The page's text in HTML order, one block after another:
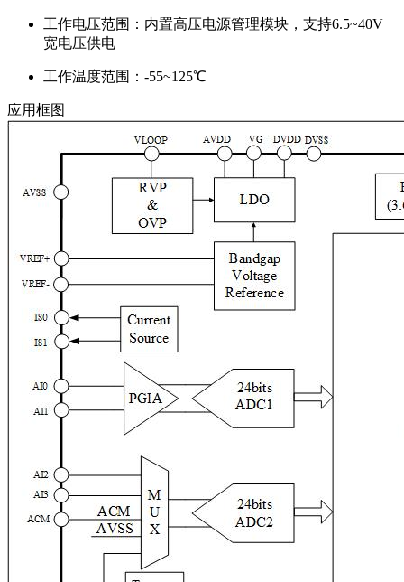
工作电压范围：内置高压电源管理模块，支持6.5~40V
宽电压供电
工作温度范围：-55~125℃
应用框图